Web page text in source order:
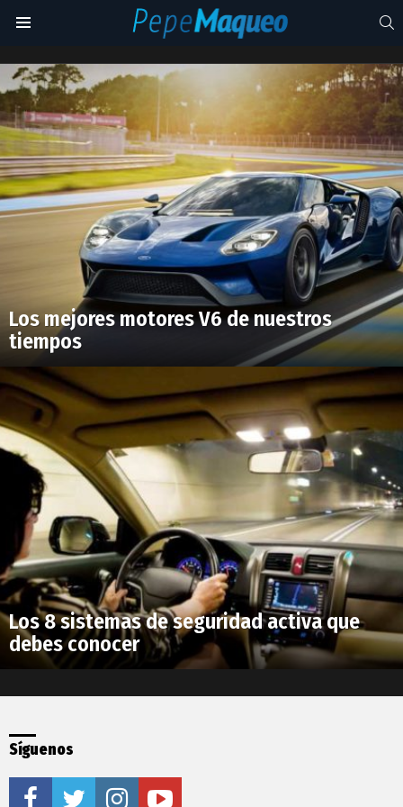
top
8
Latest
stories
Los mejores motores V6 de nuestros
tiempos
Los 8 sistemas de seguridad activa que
debes conocer
Síguenos
facebooktwitter instagramyoutube